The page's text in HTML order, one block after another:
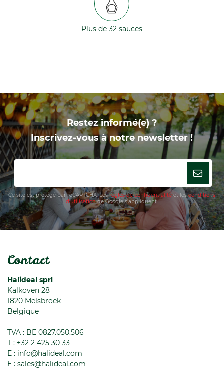
Plus de 32 sauces
Restez informé(e) ?
Inscrivez-vous à notre newsletter !
Ce site est protégé par reCAPTCHA. Lesrègles de confidentialité et lesconditions
d'utilisationde Google s'appliquent.
Contact
Halideal sprl
Kalkoven 28
1820 Melsbroek
Belgique
TVA : BE 0827.050.506
T : +32 2 425 30 33
E : info@halideal.com
E : sales@halideal.com